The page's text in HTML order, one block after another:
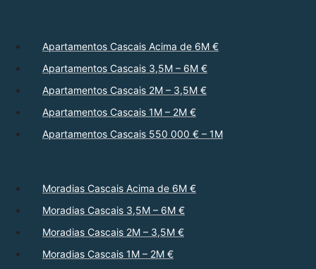
Apartamentos Cascais Acima de 6M €
Apartamentos Cascais 3,5M – 6M €
Apartamentos Cascais 2M – 3,5M €
Apartamentos Cascais 1M – 2M €
Apartamentos Cascais 550 000 € – 1M
Moradias Cascais Acima de 6M €
Moradias Cascais 3,5M – 6M €
Moradias Cascais 2M – 3,5M €
Moradias Cascais 1M – 2M €